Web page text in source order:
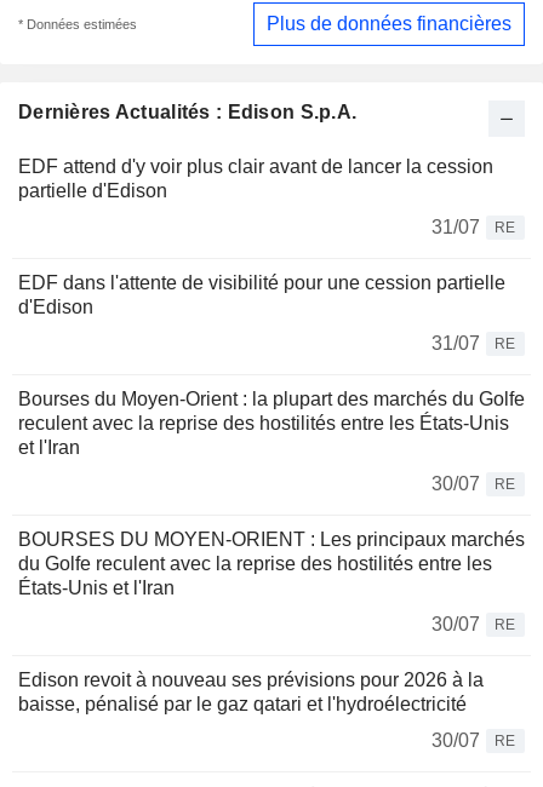
Dernières Actualités : Edison S.p.A.
EDF attend d'y voir plus clair avant de lancer la cession
partielle d'Edison
31/07
RE
EDF dans l'attente de visibilité pour une cession partielle
d'Edison
31/07
RE
Bourses du Moyen-Orient : la plupart des marchés du Golfe
reculent avec la reprise des hostilités entre les États-Unis
et l'Iran
30/07
RE
BOURSES DU MOYEN-ORIENT : Les principaux marchés
du Golfe reculent avec la reprise des hostilités entre les
États-Unis et l'Iran
30/07
RE
Edison revoit à nouveau ses prévisions pour 2026 à la
baisse, pénalisé par le gaz qatari et l'hydroélectricité
30/07
RE
* Données estimées Plus de données financières